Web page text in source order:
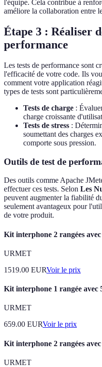
l'équipe. Cela contribue à
améliore la collaboration entre
Étape 3 : Réaliser
performance
Les tests de performance sont
l'efficacité de votre code. Ils
comment votre application
types de tests sont
Tests de charge :
charge croissante
Tests de stress :
soumettant des charges
comporte sous pression.
Outils de test de
Des outils comme Apache
effectuer ces tests. Selon Les
peuvent augmenter la fiabilité
seulement avantageux pour
de votre produit.
Kit interphone 2 rangées
URMET
1519.00 EURVoir le prix
Kit interphone 1 rangée
URMET
659.00 EURVoir le prix
Kit interphone 2 rangées
URMET